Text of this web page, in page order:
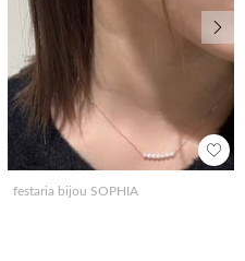
festaria bijou SOPHIA